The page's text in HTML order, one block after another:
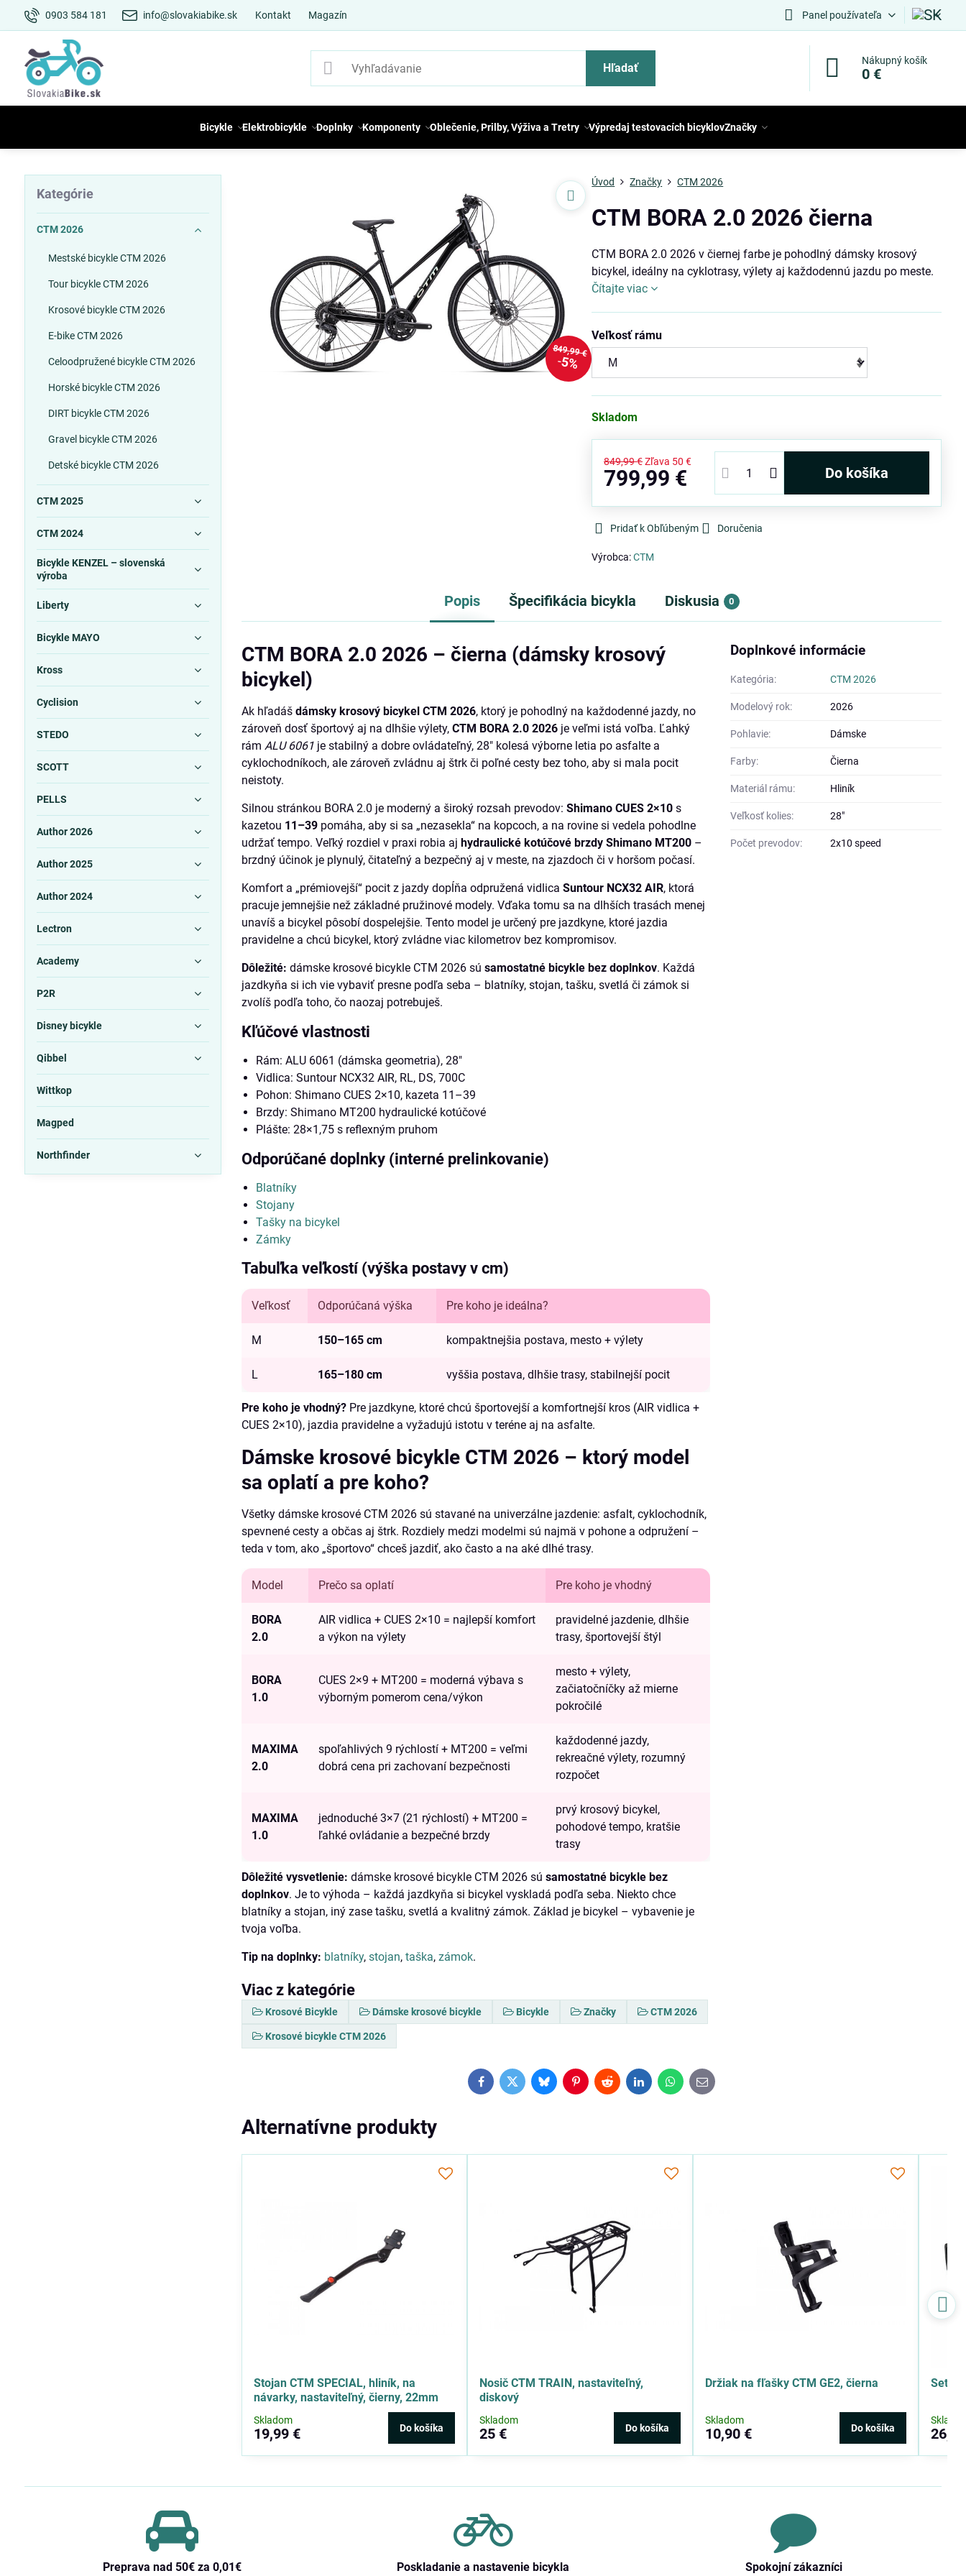
0903 584 181 info@slovakiabike.sk Kontakt Magazín Panel používateľa
Hľadať
Nákupný košík
0 €
Bicykle Elektrobicykle Doplnky Komponenty Oblečenie, Prilby, Výživa a Tretry Výpredaj testovacích bicyklovZnačky
849,99 €
5%
Úvod Značky CTM 2026
CTM BORA 2.0 2026 čierna
CTM BORA 2.0 2026 v čiernej farbe je pohodlný dámsky krosový
bicykel, ideálny na cyklotrasy, výlety aj každodennú jazdu po meste.
Čítajte viac
Veľkosť rámu
Skladom
849,99 € Zľava 50 €
799,99 € Do košíka
Pridať k Obľúbeným Doručenia
Výrobca:CTM
Popis Špecifikácia bicykla Diskusia 0
CTM BORA 2.0 2026 – čierna (dámsky krosový
bicykel)
Ak hľadášdámsky krosový bicykel CTM 2026, ktorý je pohodlný na každodenné jazdy, no
zároveň dosť športový aj na dlhšie výlety,CTM BORA 2.0 2026 je veľmi istá voľba. Ľahký
rámALU 6061 je stabilný a dobre ovládateľný, 28" kolesá výborne letia po asfalte a
cyklochodníkoch, ale zároveň zvládnu aj štrk či poľné cesty bez toho, aby si mala pocit
neistoty.
Silnou stránkou BORA 2.0 je moderný a široký rozsah prevodov:Shimano CUES 2×10 s
kazetou 11–39 pomáha, aby si sa „nezasekla“ na kopcoch, a na rovine si vedela pohodlne
udržať tempo. Veľký rozdiel v praxi robia ajhydraulické kotúčové brzdy Shimano MT200 –
brzdný účinok je plynulý, čitateľný a bezpečný aj v meste, na zjazdoch či v horšom počasí.
Komfort a „prémiovejší“ pocit z jazdy dopĺňa odpružená vidlicaSuntour NCX32 AIR, ktorá
pracuje jemnejšie než základné pružinové modely. Vďaka tomu sa na dlhších trasách menej
unavíš a bicykel pôsobí dospelejšie. Tento model je určený pre jazdkyne, ktoré jazdia
pravidelne a chcú bicykel, ktorý zvládne viac kilometrov bez kompromisov.
Dôležité: dámske krosové bicykle CTM 2026 súsamostatné bicykle bez doplnkov. Každá
jazdkyňa si ich vie vybaviť presne podľa seba – blatníky, stojan, tašku, svetlá či zámok si
zvolíš podľa toho, čo naozaj potrebuješ.
Kľúčové vlastnosti
Rám: ALU 6061 (dámska geometria), 28"
Vidlica: Suntour NCX32 AIR, RL, DS, 700C
Pohon: Shimano CUES 2×10, kazeta 11–39
Brzdy: Shimano MT200 hydraulické kotúčové
Plášte: 28×1,75 s reflexným pruhom
Odporúčané doplnky (interné prelinkovanie)
Blatníky
Stojany
Tašky na bicykel
Zámky
Tabuľka veľkostí (výška postavy v cm)
Veľkosť Odporúčaná výška Pre koho je ideálna?
M 150–165 cm kompaktnejšia postava, mesto + výlety
L 165–180 cm vyššia postava, dlhšie trasy, stabilnejší pocit
Pre koho je vhodný? Pre jazdkyne, ktoré chcú športovejší a komfortnejší kros (AIR vidlica +
CUES 2×10), jazdia pravidelne a vyžadujú istotu v teréne aj na asfalte.
Dámske krosové bicykle CTM 2026 – ktorý model
sa oplatí a pre koho?
Všetky dámske krosové CTM 2026 sú stavané na univerzálne jazdenie: asfalt, cyklochodník,
spevnené cesty a občas aj štrk. Rozdiely medzi modelmi sú najmä v pohone a odpružení –
teda v tom, ako „športovo“ chceš jazdiť, ako často a na aké dlhé trasy.
Model Prečo sa oplatí Pre koho je vhodný
BORA
2.0
AIR vidlica + CUES 2×10 = najlepší komfort
a výkon na výlety
pravidelné jazdenie, dlhšie
trasy, športovejší štýl
BORA
1.0
CUES 2×9 + MT200 = moderná výbava s
výborným pomerom cena/výkon
mesto + výlety,
začiatočníčky až mierne
pokročilé
MAXIMA
2.0
spoľahlivých 9 rýchlostí + MT200 = veľmi
dobrá cena pri zachovaní bezpečnosti
každodenné jazdy,
rekreačné výlety, rozumný
rozpočet
MAXIMA
1.0
jednoduché 3×7 (21 rýchlostí) + MT200 =
ľahké ovládanie a bezpečné brzdy
prvý krosový bicykel,
pohodové tempo, kratšie
trasy
Dôležité vysvetlenie: dámske krosové bicykle CTM 2026 súsamostatné bicykle bez
doplnkov. Je to výhoda – každá jazdkyňa si bicykel vyskladá podľa seba. Niekto chce
blatníky a stojan, iný zase tašku, svetlá a kvalitný zámok. Základ je bicykel – vybavenie je
tvoja voľba.
Tip na doplnky: blatníky,stojan,taška,zámok.
Viac z kategórie
Krosové Bicykle Dámske krosové bicykle Bicykle Značky CTM 2026
Krosové bicykle CTM 2026
Doplnkové informácie
Kategória: CTM 2026
Modelový rok: 2026
Pohlavie: Dámske
Farby: Čierna
Materiál rámu: Hliník
Veľkosť kolies: 28"
Počet prevodov: 2x10 speed
FacebookTwitterBlueskyPinterestRedditLinkedInWhatsApp
E-
mail
Alternatívne produkty
Stojan CTM SPECIAL, hliník, na
návarky, nastaviteľný, čierny, 22mm
Skladom
19,99 € Do košíka
Nosič CTM TRAIN, nastaviteľný,
diskový
Skladom
25 € Do košíka
Držiak na fľašky CTM GE2, čierna
Skladom
10,90 € Do košíka
Set
Kategórie
CTM 2026
Mestské bicykle CTM 2026
Tour bicykle CTM 2026
Krosové bicykle CTM 2026
E-bike CTM 2026
Celoodpružené bicykle CTM 2026
Horské bicykle CTM 2026
DIRT bicykle CTM 2026
Gravel bicykle CTM 2026
Detské bicykle CTM 2026
CTM 2025
CTM 2024
Bicykle KENZEL – slovenská
výroba
Liberty
Bicykle MAYO
Kross
Cyclision
STEDO
SCOTT
PELLS
Author 2026
Author 2025
Author 2024
Lectron
Academy
P2R
Disney bicykle
Qibbel
Wittkop
Magped
Northfinder
Preprava nad 50€ za 0,01€ Poskladanie a nastavenie bicykla Spokojní zákazníci